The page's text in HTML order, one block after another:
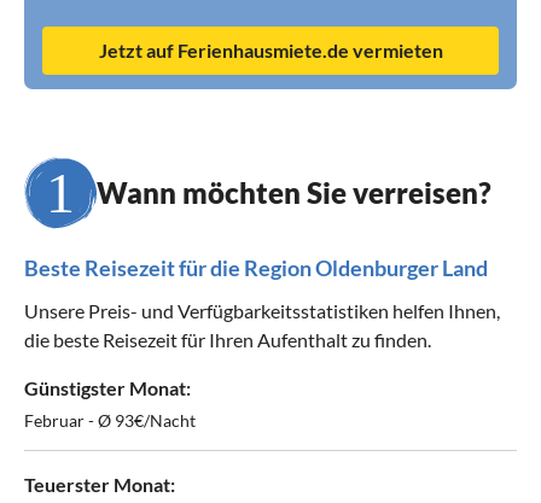
Jetzt auf Ferienhausmiete.de vermieten
Wann möchten Sie verreisen?
Beste Reisezeit für die Region Oldenburger Land
Unsere Preis- und Verfügbarkeitsstatistiken helfen Ihnen,
die beste Reisezeit für Ihren Aufenthalt zu finden.
Günstigster Monat:
Februar - Ø 93€/Nacht
Teuerster Monat: